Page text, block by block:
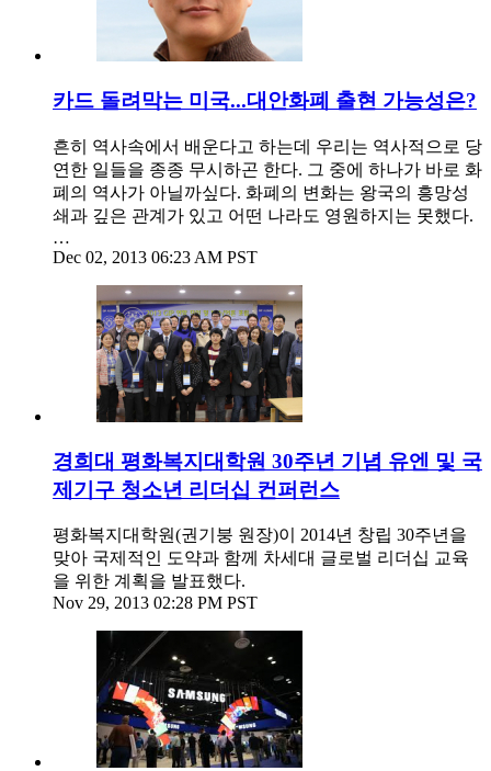
카드 돌려막는 미국...대안화폐 출현 가능성은?
흔히 역사속에서 배운다고 하는데 우리는 역사적으로 당
연한 일들을 종종 무시하곤 한다. 그 중에 하나가 바로 화
폐의 역사가 아닐까싶다. 화폐의 변화는 왕국의 흥망성
쇄과 깊은 관계가 있고 어떤 나라도 영원하지는 못했다.
…
Dec 02, 2013 06:23 AM PST
경희대 평화복지대학원 30주년 기념 유엔 및 국
제기구 청소년 리더십 컨퍼런스
평화복지대학원(권기붕 원장)이 2014년 창립 30주년을
맞아 국제적인 도약과 함께 차세대 글로벌 리더십 교육
을 위한 계획을 발표했다.
Nov 29, 2013 02:28 PM PST